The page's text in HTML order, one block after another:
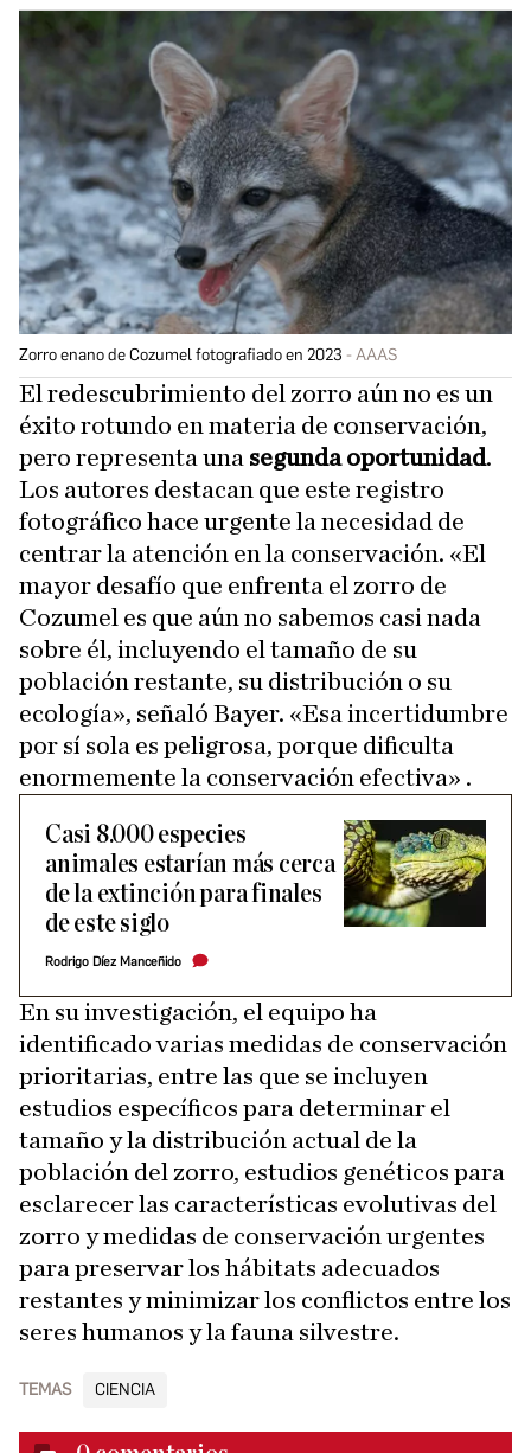
Zorro enano de Cozumel fotografiado en 2023 AAAS
El redescubrimiento del zorro aún no es un
éxito rotundo en materia de conservación,
pero representa una segunda oportunidad.
Los autores destacan que este registro
fotográfico hace urgente la necesidad de
centrar la atención en la conservación. «El
mayor desafío que enfrenta el zorro de
Cozumel es que aún no sabemos casi nada
sobre él, incluyendo el tamaño de su
población restante, su distribución o su
ecología», señaló Bayer. «Esa incertidumbre
por sí sola es peligrosa, porque dificulta
enormemente la conservación efectiva» .
Casi 8.000 especies
animales estarían más cerca
de la extinción para finales
de este siglo
Rodrigo Díez Manceñido
En su investigación, el equipo ha
identificado varias medidas de conservación
prioritarias, entre las que se incluyen
estudios específicos para determinar el
tamaño y la distribución actual de la
población del zorro, estudios genéticos para
esclarecer las características evolutivas del
zorro y medidas de conservación urgentes
para preservar los hábitats adecuados
restantes y minimizar los conflictos entre los
seres humanos y la fauna silvestre.
TEMAS CIENCIA